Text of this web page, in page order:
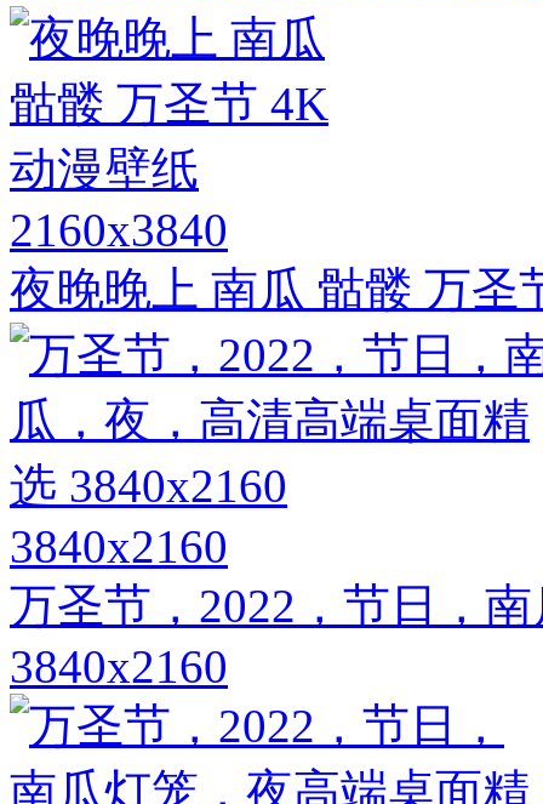
2160x3840
夜晚晚上 南瓜 骷髅 万圣
3840x2160
万圣节，2022，节日，
3840x2160